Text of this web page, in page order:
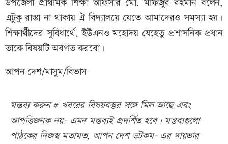
উপজেলা প্রাথমিক শিক্ষা অফিসার মো. মফিজুর রহমান বলেন,
এটুকু রাস্তা না থাকায় ঐ বিদ্যালয়ে যেতে আমাদেরও সমস্যা হয়।
শিক্ষার্থীদের সুবিধার্থে, ইউএনও মহোদয় যেহেতু প্রশাসনিক প্রধান
তাকে বিষয়টি অবগত করবো।
আপন দেশ/মাসুম/বিভাস
মন্তব্য করুন # খবরের বিষয়বস্তুর সঙ্গে মিল আছে এবং
আপত্তিজনক নয়- এমন মন্তব্যই প্রদর্শিত হবে। মন্তব্যগুলো
পাঠকের নিজস্ব মতামত, আপন দেশ ডটকম- এর দায়ভার